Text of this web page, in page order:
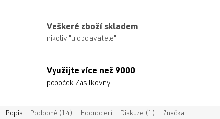
Veškeré zboží skladem
nikoliv "u dodavatele"
Využijte více než 9000
poboček Zásilkovny
Popis Podobné (14) Hodnocení Diskuze (1) Značka